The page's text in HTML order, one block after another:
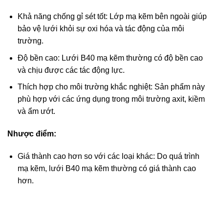
Khả năng chống gỉ sét tốt: Lớp mạ kẽm bên ngoài giúp
bảo vệ lưới khỏi sự oxi hóa và tác động của môi
trường.
Độ bền cao: Lưới B40 mạ kẽm thường có độ bền cao
và chịu được các tác động lực.
Thích hợp cho môi trường khắc nghiệt: Sản phẩm này
phù hợp với các ứng dụng trong môi trường axit, kiềm
và ẩm ướt.
Nhược điểm:
Giá thành cao hơn so với các loại khác: Do quá trình
mạ kẽm, lưới B40 mạ kẽm thường có giá thành cao
hơn.